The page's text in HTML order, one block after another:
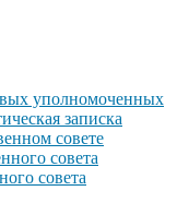
уполномоченных
записка
совете
совета
совета